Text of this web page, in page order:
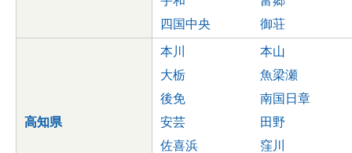
四国中央
御荘
高知県
本川
本山
大栃
魚梁瀬
後免
南国日章
安芸
田野
佐喜浜
窪川